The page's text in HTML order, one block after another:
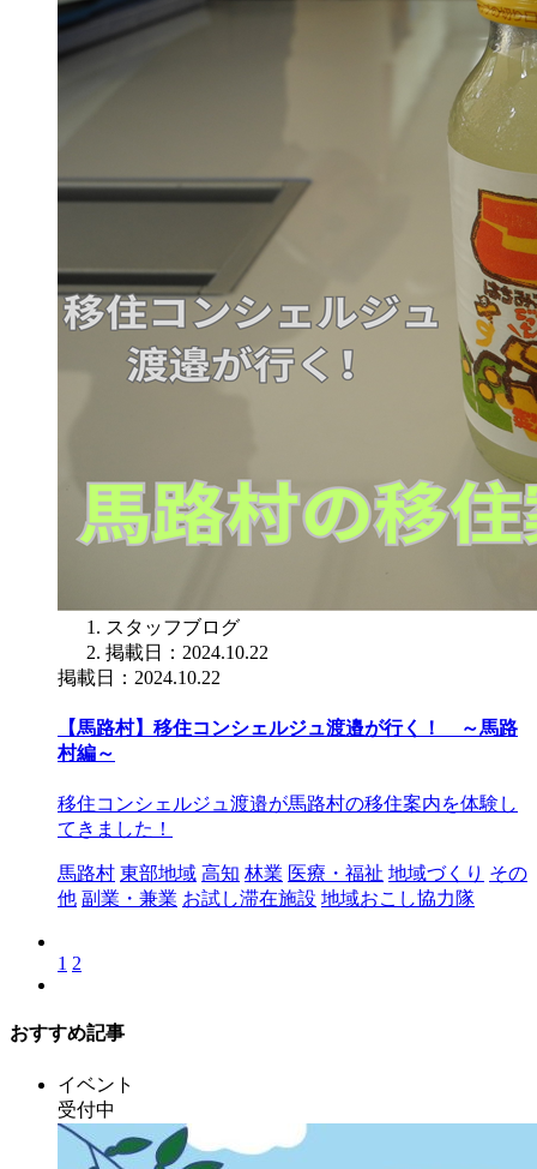
スタッフブログ
掲載日：2024.10.22
掲載日：2024.10.22
【馬路村】移住コンシェルジュ渡邉が行く！ ～馬路
村編～
移住コンシェルジュ渡邉が馬路村の移住案内を体験し
てきました！
馬路村 東部地域 高知 林業 医療・福祉 地域づくり その
他 副業・兼業 お試し滞在施設 地域おこし協力隊
1 2
おすすめ記事
イベント
受付中